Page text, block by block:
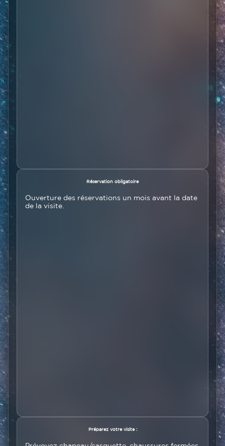
Réservation obligatoire
Ouverture des réservations un mois avant la date
de la visite.
Préparez votre visite :